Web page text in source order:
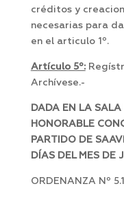
créditos y
necesarias para
en el articulo 1º.
Artículo 5º:
Archívese.-
DADA EN LA SALA
HONORABLE
PARTIDO DE
DÍAS DEL MES DE
ORDENANZA Nº